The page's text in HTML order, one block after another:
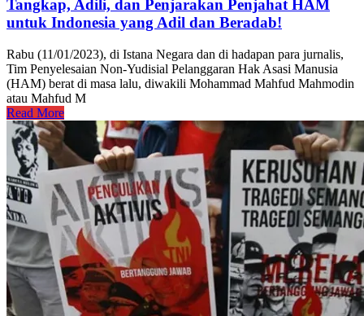
Tangkap, Adili, dan Penjarakan Penjahat HAM
untuk Indonesia yang Adil dan Beradab!
Rabu (11/01/2023), di Istana Negara dan di hadapan para jurnalis,
Tim Penyelesaian Non-Yudisial Pelanggaran Hak Asasi Manusia
(HAM) berat di masa lalu, diwakili Mohammad Mahfud Mahmodin
atau Mahfud M
Read More